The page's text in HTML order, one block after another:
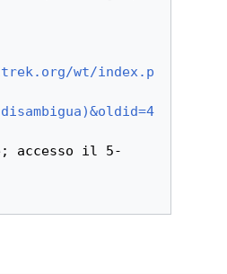
wt/index.p